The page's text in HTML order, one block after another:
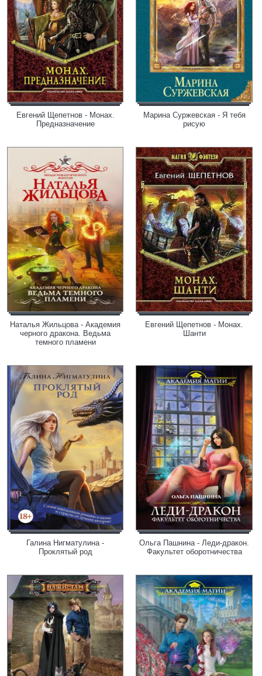
Евгений Щепетнов - Монах.
Предназначение
Марина Суржевская - Я тебя
рисую
Наталья Жильцова - Академия
черного дракона. Ведьма
темного пламени
Евгений Щепетнов - Монах.
Шанти
Галина Нигматулина -
Проклятый род
Ольга Пашнина - Леди-дракон.
Факультет оборотничества